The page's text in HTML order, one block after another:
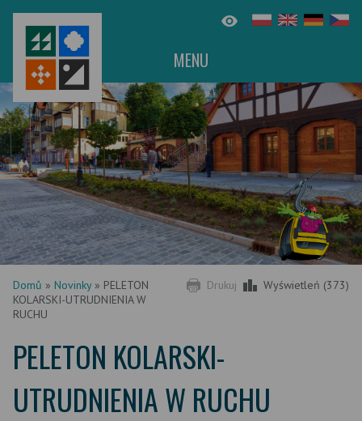
MENU
Drukuj Wyświetleń (373)
Domů » Novinky» PELETON
KOLARSKI-UTRUDNIENIA W
RUCHU
PELETON KOLARSKI-
UTRUDNIENIA W RUCHU